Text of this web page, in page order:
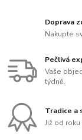
Doprava
Nakupte
Pečlivá
Vaše
týdně.
Tradice a
Již od